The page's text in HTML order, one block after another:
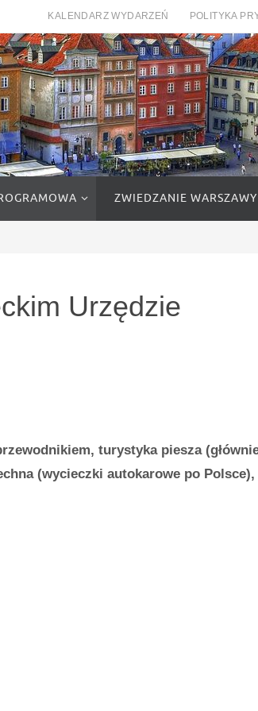
KALENDARZ WYDARZEŃ POLITYKA
ZWIEDZANIE WARSZAWY
Urzędzie
turystyka piesza
(wycieczki autokarowe po Polsce),